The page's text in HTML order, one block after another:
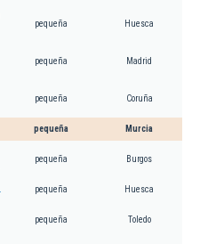
pequeña Huesca
pequeña Madrid
pequeña Coruña
pequeña Murcia
pequeña Burgos
pequeña Huesca
pequeña Toledo